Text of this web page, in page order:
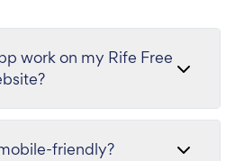
work on my Rife Free
friendly?